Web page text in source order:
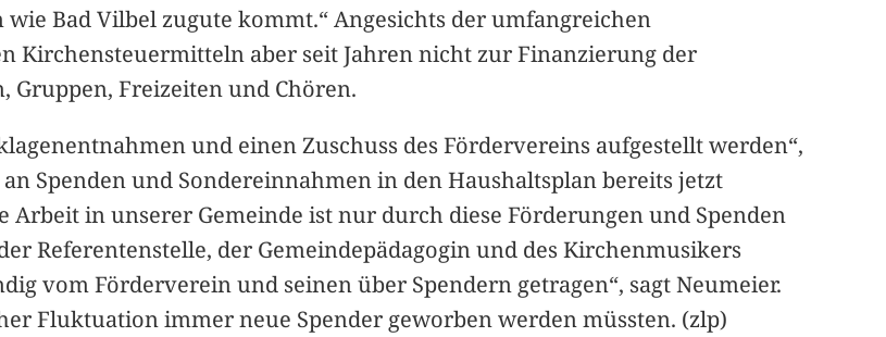
Bad Vilbel zugute kommt.“ Angesichts der umfangreichen
Kirchensteuermitteln aber seit Jahren nicht zur Finanzierung der
Gruppen, Freizeiten und Chören.
und einen Zuschuss des Fördervereins aufgestellt werden“,
Spenden und Sondereinnahmen in den Haushaltsplan bereits jetzt
in unserer Gemeinde ist nur durch diese Förderungen und Spenden
Referentenstelle, der Gemeindepädagogin und des Kirchenmusikers
vom Förderverein und seinen über Spendern getragen“, sagt Neumeier.
Fluktuation immer neue Spender geworben werden müssten. (zlp)